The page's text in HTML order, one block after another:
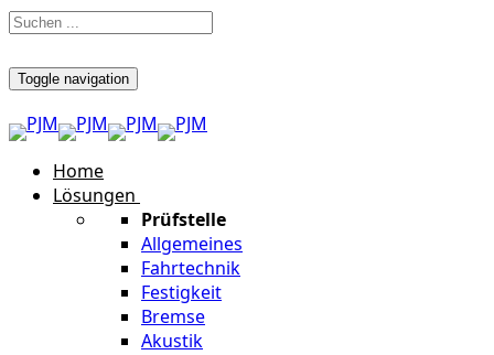
Toggle navigation
Home
Lösungen
Prüfstelle
Allgemeines
Fahrtechnik
Festigkeit
Bremse
Akustik